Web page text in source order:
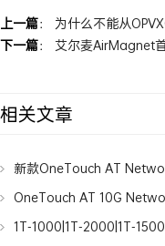
上一篇： 为什么不能从
下一篇： 艾尔麦AirMagnet
相关文章
新款OneTouch AT
OneTouch AT 10G
1T-1000|1T-2000|1T-